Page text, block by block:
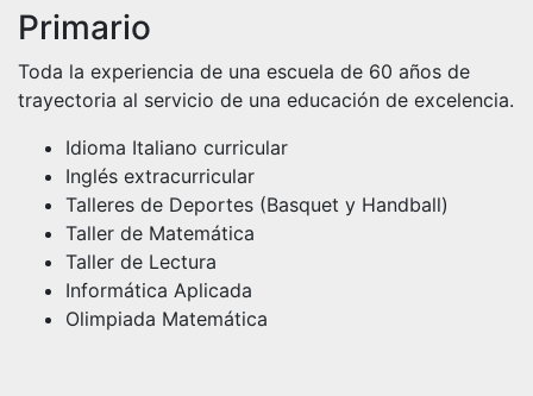
Primario
Toda la experiencia de una escuela de 60 años de
trayectoria al servicio de una educación de excelencia.
Idioma Italiano curricular
Inglés extracurricular
Talleres de Deportes (Basquet y Handball)
Taller de Matemática
Taller de Lectura
Informática Aplicada
Olimpiada Matemática